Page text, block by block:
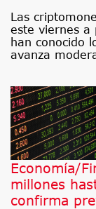
Las
este viernes a
han conocido
avanza
Economía/
millones
confirma